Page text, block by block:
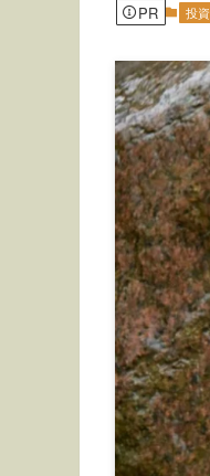
PR 投